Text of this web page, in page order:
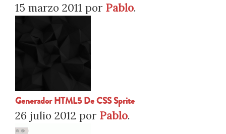
15 marzo 2011 por Pablo.
Generador HTML5 De CSS Sprite
26 julio 2012 por Pablo.